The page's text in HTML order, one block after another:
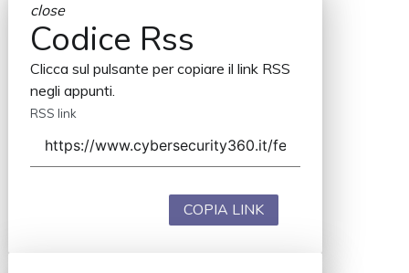
close
Codice Rss
Clicca sul pulsante per copiare il link RSS
negli appunti.
RSS link
COPIA LINK